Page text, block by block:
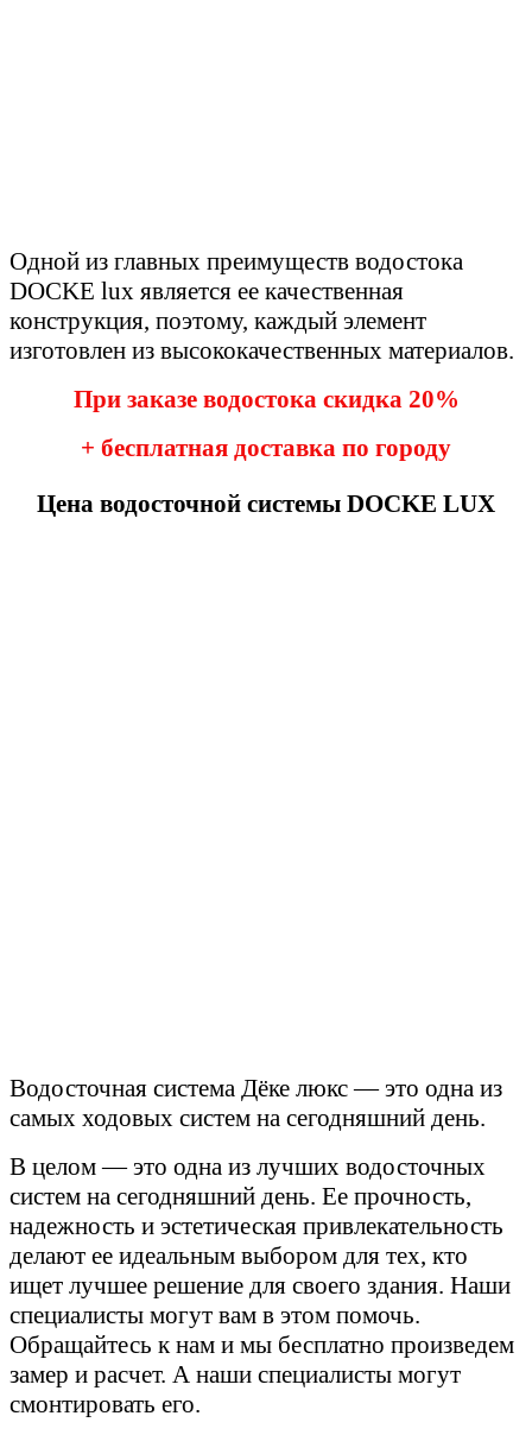
Одной из главных преимуществ водостока
DOCKE lux является ее качественная
конструкция, поэтому, каждый элемент
изготовлен из высококачественных материалов.
При заказе водостока скидка 20%
+ бесплатная доставка по городу
Цена водосточной системы DOCKE LUX
Водосточная система Дёке люкс — это одна из
самых ходовых систем на сегодняшний день.
В целом — это одна из лучших водосточных
систем на сегодняшний день. Ее прочность,
надежность и эстетическая привлекательность
делают ее идеальным выбором для тех, кто
ищет лучшее решение для своего здания. Наши
специалисты могут вам в этом помочь.
Обращайтесь к нам и мы бесплатно произведем
замер и расчет. А наши специалисты могут
смонтировать его.